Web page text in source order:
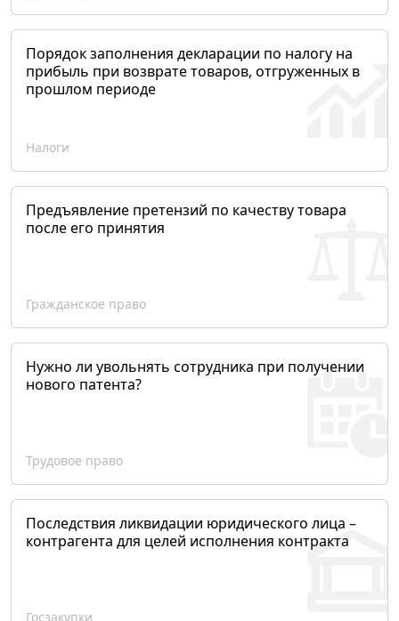
Порядок заполнения декларации по налогу на
прибыль при возврате товаров, отгруженных в
прошлом периоде
Налоги
Предъявление претензий по качеству товара
после его принятия
Гражданское право
Нужно ли увольнять сотрудника при получении
нового патента?
Трудовое право
Последствия ликвидации юридического лица –
контрагента для целей исполнения контракта
Госзакупки